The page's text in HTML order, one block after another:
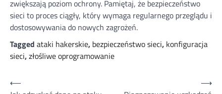
zwiększają poziom ochrony. Pamiętaj, że bezpieczeństwo
sieci to proces ciągły, który wymaga regularnego przeglądu i
dostosowywania do nowych zagrożeń.
Tagged ataki hakerskie, bezpieczeństwo sieci, konfiguracja
sieci,złośliwe oprogramowanie
Nawigacja
⟵
⟶